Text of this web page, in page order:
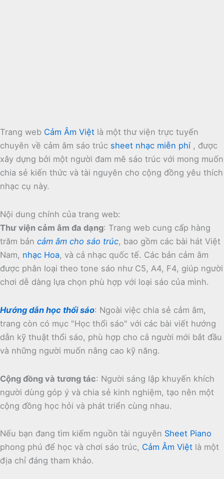
Trang web Cảm Âm Việt là một thư viện trực tuyến
chuyên về cảm âm sáo trúc sheet nhạc miễn phí , được
xây dựng bởi một người đam mê sáo trúc với mong muốn
chia sẻ kiến thức và tài nguyên cho cộng đồng yêu thích
nhạc cụ này.
Nội dung chính của trang web:
Thư viện cảm âm đa dạng: Trang web cung cấp hàng
trăm bản cảm âm cho sáo trúc, bao gồm các bài hát Việt
Nam, nhạc Hoa, và cả nhạc quốc tế. Các bản cảm âm
được phân loại theo tone sáo như C5, A4, F4, giúp người
chơi dễ dàng lựa chọn phù hợp với loại sáo của mình.
Hướng dẫn học thổi sáo: Ngoài việc chia sẻ cảm âm,
trang còn có mục "Học thổi sáo" với các bài viết hướng
dẫn kỹ thuật thổi sáo, phù hợp cho cả người mới bắt đầu
và những người muốn nâng cao kỹ năng.
Cộng đồng và tương tác: Người sáng lập khuyến khích
người dùng góp ý và chia sẻ kinh nghiệm, tạo nên một
cộng đồng học hỏi và phát triển cùng nhau.
Nếu bạn đang tìm kiếm nguồn tài nguyên Sheet Piano
phong phú để học và chơi sáo trúc, Cảm Âm Việt là một
địa chỉ đáng tham khảo.